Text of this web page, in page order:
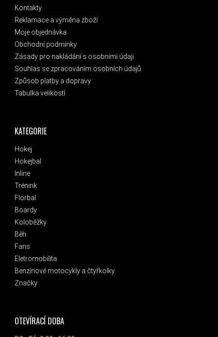
KATEGORIE
Hokej
Hokejbal
Inline
Trénink
Florbal
Boardy
Koloběžky
Běh
Fans
Eletromobilita
Benzínové motocykly a čtyřkolky
Značky
Kontakty
Reklamace a výměna zboží
Moje objednávka
Obchodní podmínky
Zásady pro nakládání s osobními údaji
Souhlas se zpracováním osobních údajů
Způsob platby a dopravy
Tabulka velikostí
OTEVÍRACÍ DOBA